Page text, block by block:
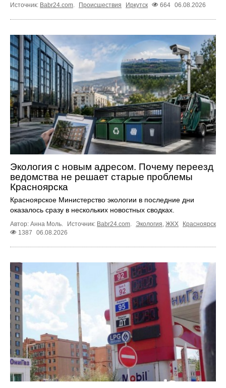
Источник: Babr24.com. Происшествия Иркутск 664 06.08.2026
Экология с новым адресом. Почему переезд
ведомства не решает старые проблемы
Красноярска
Красноярское Министерство экологии в последние дни
оказалось сразу в нескольких новостных сводках.
Автор: Анна Моль. Источник: Babr24.com Экология ЖКХ
Красноярск
1387
06.08.2026